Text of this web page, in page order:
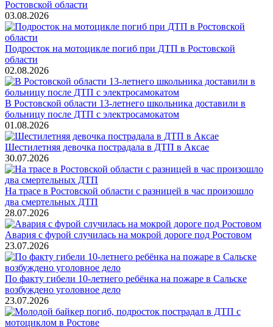
Ростовской области
03.08.2026
Подросток на мотоцикле погиб при ДТП в Ростовской
области
02.08.2026
В Ростовской области 13-летнего школьника доставили в
больницу после ДТП с электросамокатом
01.08.2026
Шестилетняя девочка пострадала в ДТП в Аксае
30.07.2026
На трасе в Ростовской области с разницей в час произошло
два смертельных ДТП
28.07.2026
Авария с фурой случилась на мокрой дороге под Ростовом
23.07.2026
По факту гибели 10-летнего ребёнка на пожаре в Сальске
возбуждено уголовное дело
23.07.2026